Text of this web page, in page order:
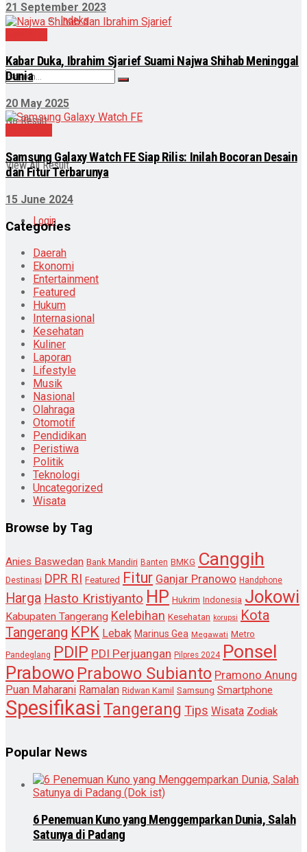
Indeks
No Result
View All Result
Login
21 September 2023
Kabar Duka, Ibrahim Sjarief Suami Najwa Shihab Meninggal
Dunia
20 May 2025
Samsung Galaxy Watch FE Siap Rilis: Inilah Bocoran Desain
dan Fitur Terbarunya
15 June 2024
Categories
Daerah
Ekonomi
Entertainment
Featured
Hukum
Internasional
Kesehatan
Kuliner
Laporan
Lifestyle
Musik
Nasional
Olahraga
Otomotif
Pendidikan
Peristiwa
Politik
Teknologi
Uncategorized
Wisata
Browse by Tag
Anies Baswedan Bank Mandiri Banten BMKG Canggih
Destinasi DPR RI Featured Fitur Ganjar Pranowo Handphone
Harga Hasto Kristiyanto HP Hukrim Indonesia Jokowi
Kabupaten Tangerang Kelebihan Kesehatan korupsi Kota
Tangerang KPK Lebak Marinus Gea Megawati Metro
Pandeglang PDIP PDI Perjuangan Pilpres 2024 Ponsel
Prabowo Prabowo Subianto Pramono Anung
Puan Maharani Ramalan Ridwan Kamil Samsung Smartphone
Spesifikasi Tangerang Tips Wisata Zodiak
Popular News
6 Penemuan Kuno yang Menggemparkan Dunia, Salah
Satunya di Padang